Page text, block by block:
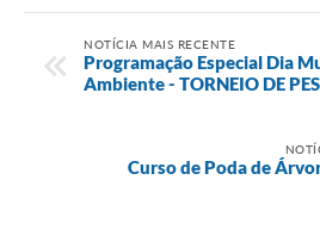
NOTÍCIA MAIS RECENTE
Programação Especial Dia
Ambiente - TORNEIO DE
Curso de Poda de